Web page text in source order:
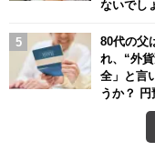
ないでし
80代の父
れ、“外
全」と言
うか？ 円